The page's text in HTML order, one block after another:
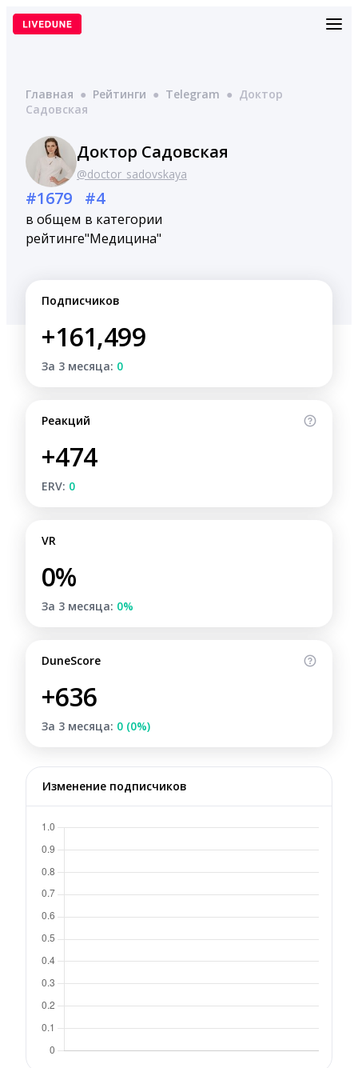
Перейти
Главная ● Рейтинги ● Telegram ● Доктор
Садовская
Доктор Садовская
@doctor_sadovskaya
#1679
в общем
рейтинге
#4
в категории
"Медицина"
Подписчиков
+161,499
За 3 месяца: 0
Реакций
+474
ERV: 0
VR
0%
За 3 месяца: 0%
DuneScore
+636
За 3 месяца: 0 (0%)
Изменение подписчиков